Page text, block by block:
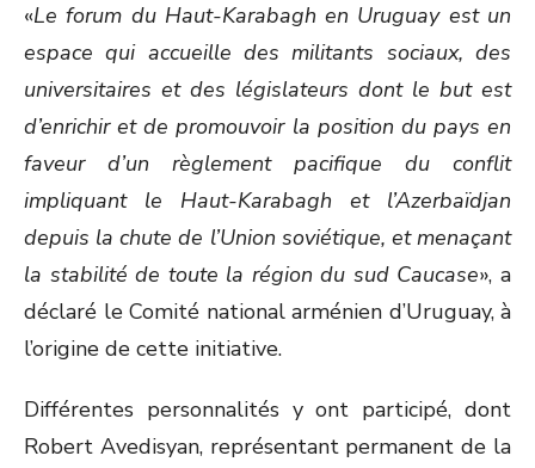
«Le forum du Haut-Karabagh en Uruguay est un
espace qui accueille des militants sociaux, des
universitaires et des législateurs dont le but est
d’enrichir et de promouvoir la position du pays en
faveur d’un règlement pacifique du conflit
impliquant le Haut-Karabagh et l’Azerbaïdjan
depuis la chute de l’Union soviétique, et menaçant
la stabilité de toute la région du sud Caucase», a
déclaré le Comité national arménien d’Uruguay, à
l’origine de cette initiative.
Différentes personnalités y ont participé, dont
Robert Avedisyan, représentant permanent de la